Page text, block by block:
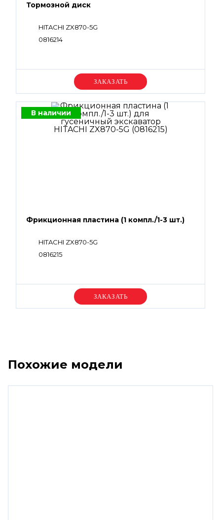
Тормозной диск
HITACHI ZX870-5G
0816214
Уточняйте цену
В наличии
Фрикционная пластина (1 компл./1-3 шт.)
HITACHI ZX870-5G
0816215
Уточняйте цену
Похожие модели